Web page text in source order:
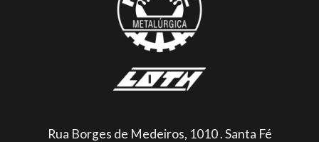
Rua Borges de Medeiros, 1010 . Santa Fé